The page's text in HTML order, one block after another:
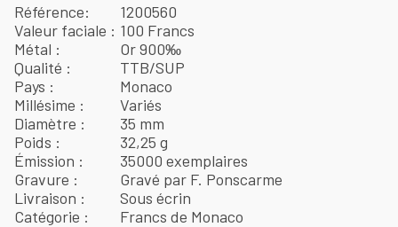
Référence
1200560
Valeur faciale
100 Francs
Métal
Or 900‰
Qualité
TTB/SUP
Pays
Monaco
Millésime
Variés
Diamètre
35 mm
Poids
32,25 g
Émission
35000 exemplaires
Gravure
Gravé par F. Ponscarme
Livraison
Sous écrin
Catégorie
Francs de Monaco